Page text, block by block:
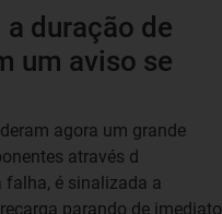
duração de
um aviso se
agora um grande
através d
falha, é sinalizada a
parando de imediato